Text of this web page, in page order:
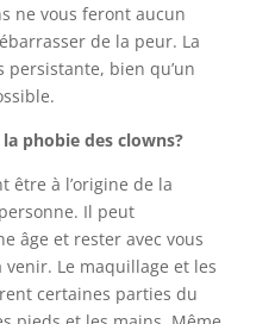
ne vous feront aucun
de la peur. La
bien qu’un
phobie des clowns?
être à l’origine de la
Il peut
âge et rester avec vous
Le maquillage et les
certaines parties du